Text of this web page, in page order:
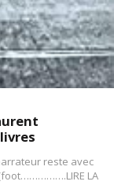
reste avec
LA